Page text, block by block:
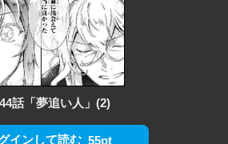
話「夢追い人」(2)
インして読む 55pt